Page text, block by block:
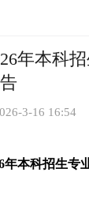
年本科
3-16 16:54
年本科招生专